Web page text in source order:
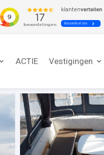
ACTIE Vestigingen